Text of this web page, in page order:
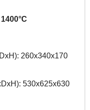
1400°C
260x340x170
530x625x630